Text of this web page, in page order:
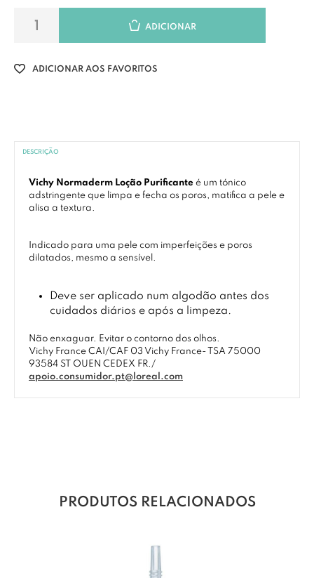
ADICIONAR
ADICIONAR AOS FAVORITOS
DESCRIÇÃO
Vichy Normaderm Loção Purificante é um tónico
adstringente que limpa e fecha os poros, matifica a pele e
alisa a textura.
Indicado para uma pele com imperfeições e poros
dilatados, mesmo a sensível.
Deve ser aplicado num algodão antes dos
cuidados diários e após a limpeza.
Não enxaguar. Evitar o contorno dos olhos.
Vichy France CAI/CAF 03 Vichy France- TSA 75000
93584 ST OUEN CEDEX FR./
apoio.consumidor.pt@loreal.com
PRODUTOS RELACIONADOS